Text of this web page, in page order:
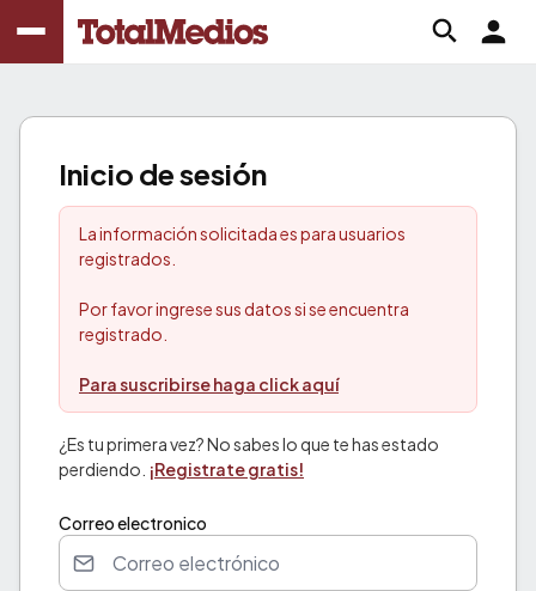
Inicio de sesión
La información solicitada es para usuarios
registrados.
Por favor ingrese sus datos si se encuentra
registrado.
Para suscribirse haga click aquí
¿Es tu primera vez? No sabes lo que te has estado
perdiendo. ¡Registrate gratis!
Correo electronico